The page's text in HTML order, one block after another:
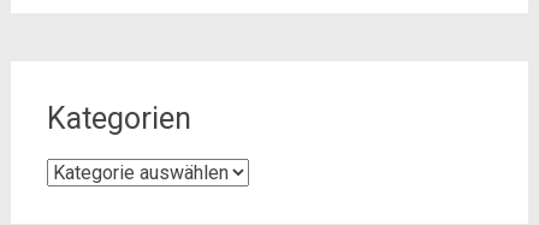
Kategorien
Kategorien